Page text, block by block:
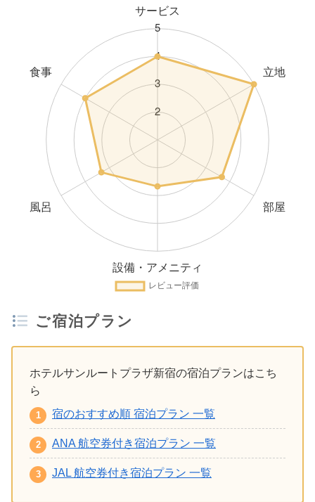
ご宿泊プラン
ホテルサンルートプラザ新宿の宿泊プランはこち
ら
宿のおすすめ順 宿泊プラン 一覧
ANA 航空券付き宿泊プラン 一覧
JAL 航空券付き宿泊プラン 一覧